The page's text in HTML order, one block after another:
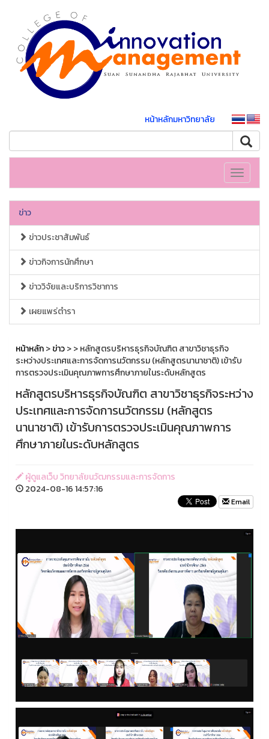
หน้าหลักมหาวิทยาลัย
Toggle
ข่าว
ข่าวประชาสัมพันธ์
ข่าวกิจการนักศึกษา
ข่าววิจัยและบริการวิชาการ
เผยแพร่ตำรา
หน้าหลัก>ข่าว>> หลักสูตรบริหารธุรกิจบัณฑิต สาขาวิชาธุรกิจ
ระหว่างประเทศและการจัดการนวัตกรรม (หลักสูตรนานาชาติ) เข้ารับ
การตรวจประเมินคุณภาพการศึกษาภายในระดับหลักสูตร
หลักสูตรบริหารธุรกิจบัณฑิต สาขาวิชาธุรกิจระหว่าง
ประเทศและการจัดการนวัตกรรม (หลักสูตร
นานาชาติ) เข้ารับการตรวจประเมินคุณภาพการ
ศึกษาภายในระดับหลักสูตร
ผู้ดูแลเว็บ วิทยาลัยนวัฒกรรมและการจัดการ
2024-08-16 14:57:16
Email